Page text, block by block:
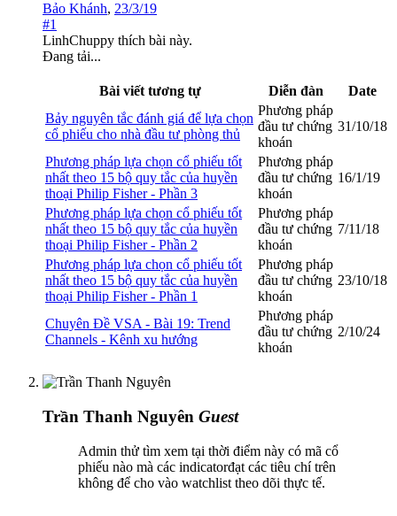
Bảo Khánh, 23/3/19
#1
LinhChuppy thích bài này.
Đang tải...
Bài viết tương tự Diễn đàn
Date
Bảy nguyên tắc đánh giá để lựa chọn
cổ phiếu cho nhà đầu tư phòng thủ
Phương pháp
đầu tư chứng
khoán
31/10/18
Phương pháp lựa chọn cổ phiếu tốt
nhất theo 15 bộ quy tắc của huyền
thoại Philip Fisher - Phần 3
Phương pháp
đầu tư chứng
khoán
16/1/19
Phương pháp lựa chọn cổ phiếu tốt
nhất theo 15 bộ quy tắc của huyền
thoại Philip Fisher - Phần 2
Phương pháp
đầu tư chứng
khoán
7/11/18
Phương pháp lựa chọn cổ phiếu tốt
nhất theo 15 bộ quy tắc của huyền
thoại Philip Fisher - Phần 1
Phương pháp
đầu tư chứng
khoán
23/10/18
Chuyên Đề VSA - Bài 19: Trend
Channels - Kênh xu hướng
Phương pháp
đầu tư chứng
khoán
2/10/24
Trần Thanh Nguyên Guest
Admin thử tìm xem tại thời điểm này có mã cổ
phiếu nào mà các indicatorđạt các tiêu chí trên
không để cho vào watchlist theo dõi thực tế.